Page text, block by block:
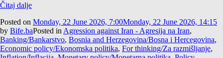
Čitaj dalje
Posted on Monday, 22 June 2026, 7:00Monday, 22 June 2026, 14:15
by Bife.baPosted in Agression against Iran - Agresija na Iran,
Banking/Bankarstvo, Bosnia and Herzegovina/Bosna i Hercegovina,
Economic policy/Ekonomska politika, For thinking/Za razmišljanje,